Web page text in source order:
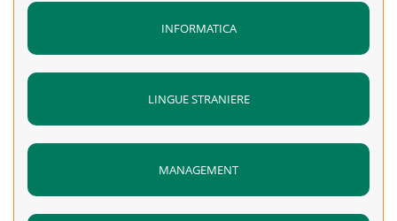
INFORMATICA
LINGUE STRANIERE
MANAGEMENT